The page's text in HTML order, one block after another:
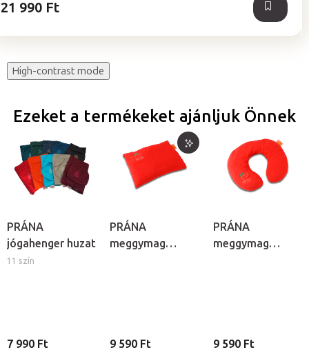
21 990 Ft
High-contrast mode
Ezeket a termékeket ajánljuk Önnek
PRÁNA
jógahenger huzat
11 szín
7 990 Ft
PRÁNA
meggymag
9 590 Ft
PRÁNA
meggymag
9 590 Ft